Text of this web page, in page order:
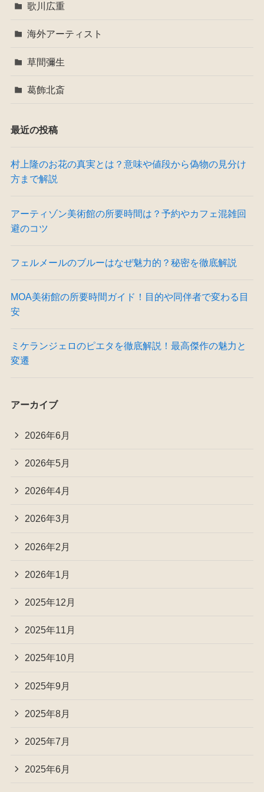
歌川広重
海外アーティスト
草間彌生
葛飾北斎
最近の投稿
村上隆のお花の真実とは？意味や値段から偽物の見分け
方まで解説
アーティゾン美術館の所要時間は？予約やカフェ混雑回
避のコツ
フェルメールのブルーはなぜ魅力的？秘密を徹底解説
MOA美術館の所要時間ガイド！目的や同伴者で変わる目
安
ミケランジェロのピエタを徹底解説！最高傑作の魅力と
変遷
アーカイブ
2026年6月
2026年5月
2026年4月
2026年3月
2026年2月
2026年1月
2025年12月
2025年11月
2025年10月
2025年9月
2025年8月
2025年7月
2025年6月